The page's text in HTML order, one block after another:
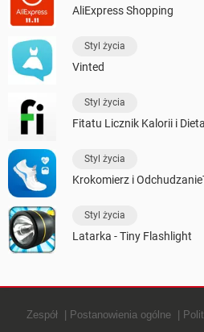
AliExpress Shopping
Styl życia
Vinted
Styl życia
Fitatu Licznik Kalorii i Dieta
Styl życia
Krokomierz i
Styl życia
Latarka - Tiny Flashlight
Zespół Postanowienia ogólne